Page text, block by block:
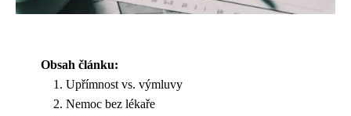
Obsah článku:
Upřímnost vs. výmluvy
Nemoc bez lékaře